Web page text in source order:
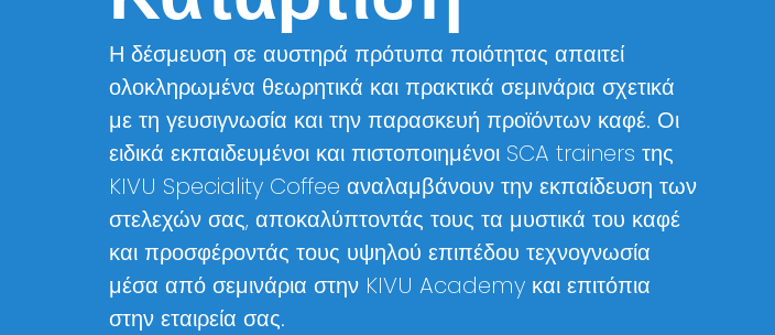
Η δέσμευση σε αυστηρά πρότυπα ποιότητας απαιτεί
ολοκληρωμένα θεωρητικά και πρακτικά σεμινάρια σχετικά
με τη γευσιγνωσία και την παρασκευή προϊόντων καφέ. Οι
ειδικά εκπαιδευμένοι και πιστοποιημένοι SCA trainers της
KIVU Speciality Coffee αναλαμβάνουν την εκπαίδευση των
στελεχών σας, αποκαλύπτοντάς τους τα μυστικά του καφέ
και προσφέροντάς τους υψηλού επιπέδου τεχνογνωσία
μέσα από σεμινάρια στην KIVU Academy και επιτόπια
στην εταιρεία σας.